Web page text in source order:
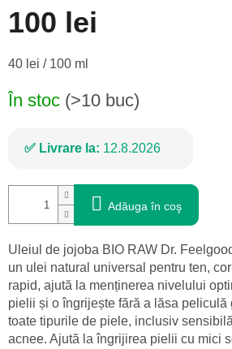
100 lei
Evaluare
40 lei / 100 ml
În stoc (>10 buc)
Livrare la: 12.8.2026
Adăuga în coş
Uleiul de jojoba BIO RAW Dr.
un ulei natural universal pentru ten,
rapid, ajută la menținerea nivelului
pielii și o îngrijește fără a lăsa peliculă
toate tipurile de piele, inclusiv
acnee. Ajută la îngrijirea pielii cu mici